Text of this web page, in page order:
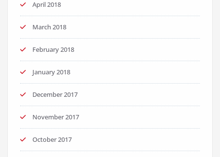
April 2018
March 2018
February 2018
January 2018
December 2017
November 2017
October 2017